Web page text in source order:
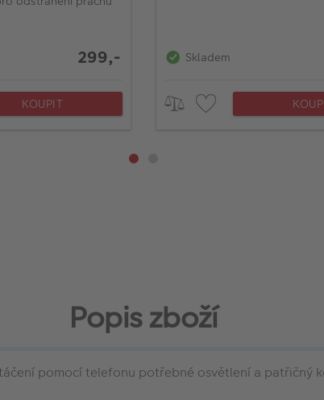
299,-
KOUPIT
Skladem
Popis zboží
pomocí telefonu potřebné osvětlení a patřičný